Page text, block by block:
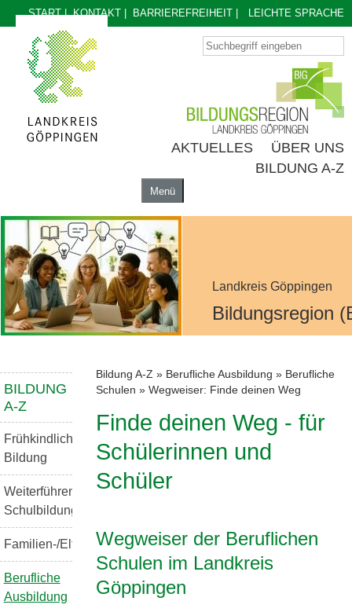
START|KONTAKT BARRIEREFREIHEIT LEICHTE SPRACHE
AKTUELLES
ÜBER UNS
BILDUNG A-Z
Menü
AKTUELLES
BILDUNG A-Z
Landkreis Göppingen
Bildungsregion
BILDUNG
A-Z
Frühkindliche
Bildung
Weiterführende
Schulbildung
Familien-/Elternbildung
Berufliche
Ausbildung
Bildung A-Z » Berufliche Ausbildung » Berufliche
Schulen » Wegweiser: Finde deinen Weg
Finde deinen Weg - für
Schülerinnen und
Schüler
Wegweiser der Beruflichen
Schulen im Landkreis
Göppingen